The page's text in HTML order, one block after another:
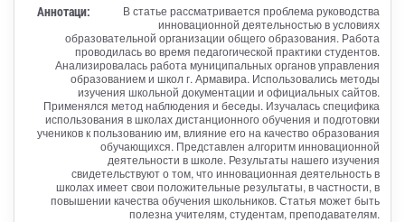
Аннотаци:
В статье рассматривается проблема руководства
инновационной деятельностью в условиях
образовательной организации общего образования. Работа
проводилась во время педагогической практики студентов.
Анализировалась работа муниципальных органов управления
образованием и школ г. Армавира. Использовались методы
изучения школьной документации и официальных сайтов.
Применялся метод наблюдения и беседы. Изучалась специфика
использования в школах дистанционного обучения и подготовки
учеников к пользованию им, влияние его на качество образования
обучающихся. Представлен алгоритм инновационной
деятельности в школе. Результаты нашего изучения
свидетельствуют о том, что инновационная деятельность в
школах имеет свои положительные результаты, в частности, в
повышении качества обучения школьников. Статья может быть
полезна учителям, студентам, преподавателям.